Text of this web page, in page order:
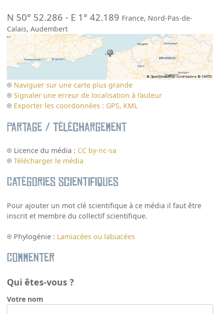
N 50° 52.286 - E 1° 42.189 France, Nord-Pas-de-
Calais,Audembert
Naviguer sur une carte plus grande
Signaler une erreur de localisation à l’auteur
Exporter les coordonnées : GPS, KML
Partage / Téléchargement
Licence du média : CC by-nc-sa
Télécharger le média
Catégories scientifiques
Pour ajouter un mot clé scientifique à ce média il faut être
inscrit et membre du collectif scientifique.
Phylogénie : Lamiacées ou labiacées
Commenter
Qui êtes-vous ?
Votre nom